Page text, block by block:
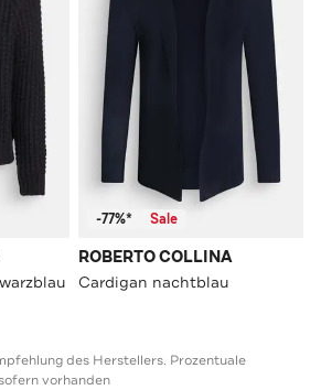
-77%* Sale
ROBERTO COLLINA
Cardigan nachtblau
des Herstellers. Prozentuale
vorhanden